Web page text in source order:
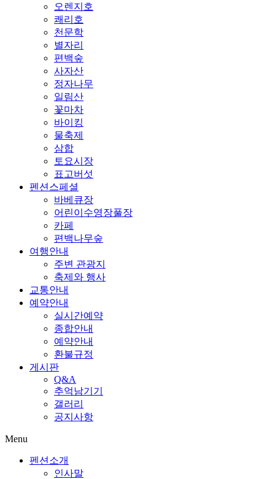
오렌지호
쾌리호
천문학
별자리
편백숲
사자산
정자나무
일림산
꽃마차
바이킹
물축제
삼합
토요시장
표고버섯
펜션스페셜
바베큐장
어린이수영장풀장
카페
편백나무숲
여행안내
주변 관광지
축제와 행사
교통안내
예약안내
실시간예약
종합안내
예약안내
환불규정
게시판
Q&A
추억남기기
갤러리
공지사항
Menu
펜션소개
인사말